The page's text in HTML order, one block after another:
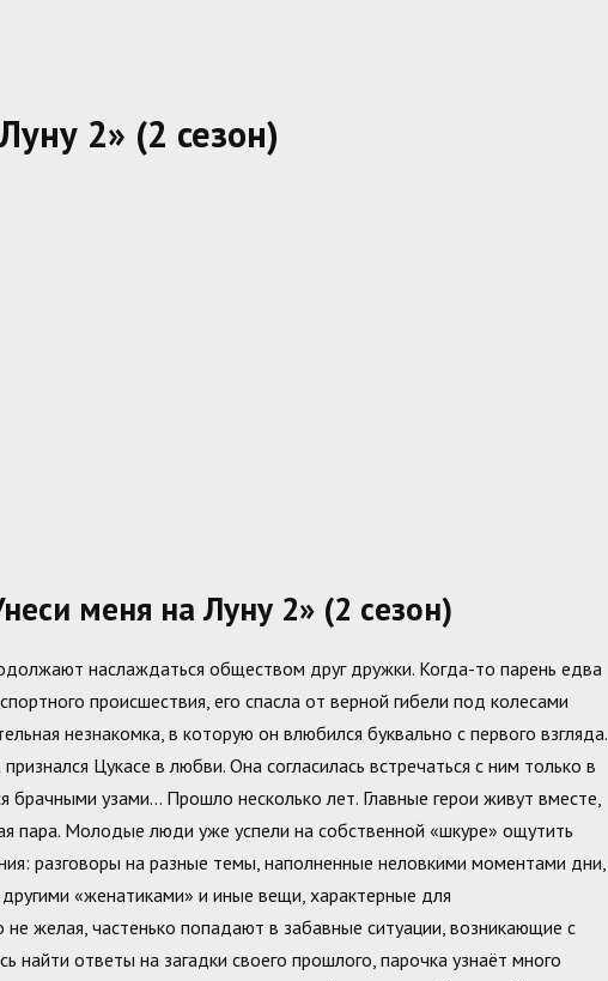
2» (2 сезон)
меня на Луну 2» (2 сезон)
наслаждаться обществом друг дружки. Когда-то парень едва
происшествия, его спасла от верной гибели под колесами
незнакомка, в которую он влюбился буквально с первого взгляда.
Цукасе в любви. Она согласилась встречаться с ним только в
брачными узами… Прошло несколько лет. Главные герои живут вместе,
пара. Молодые люди уже успели на собственной «шкуре» ощутить
разговоры на разные темы, наполненные неловкими моментами дни,
«женатиками» и иные вещи, характерные для
не желая, частенько попадают в забавные ситуации, возникающие с
найти ответы на загадки своего прошлого, парочка узнаёт много